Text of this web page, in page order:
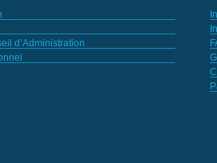
d’Administration